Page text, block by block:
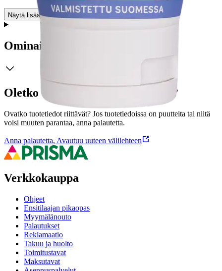
Näytä lisää tuotekuvausta
Ominaisuudet
Oletko tyytyväinen tuotetietoihin?
Ovatko tuotetiedot riittävät? Jos tuotetiedoissa on puutteita tai niitä
voisi muuten parantaa, anna palautetta.
Anna palautetta, Avautuu uuteen välilehteen
Verkkokauppa
Ohjeet
Ensitilaajan pikaopas
Myymälänouto
Palautukset
Reklamaatio
Takuu ja huolto
Toimitustavat
Maksutavat